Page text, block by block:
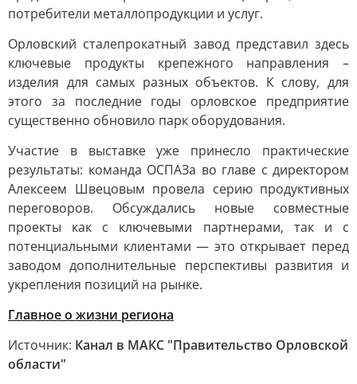
потребители металлопродукции и услуг.
Орловский сталепрокатный завод представил здесь
ключевые продукты крепежного направления –
изделия для самых разных объектов. К слову, для
этого за последние годы орловское предприятие
существенно обновило парк оборудования.
Участие в выставке уже принесло практические
результаты: команда ОСПАЗа во главе с директором
Алексеем Швецовым провела серию продуктивных
переговоров. Обсуждались новые совместные
проекты как с ключевыми партнерами, так и с
потенциальными клиентами — это открывает перед
заводом дополнительные перспективы развития и
укрепления позиций на рынке.
Главное о жизни региона
Источник: Канал в МАКС "Правительство Орловской
области"